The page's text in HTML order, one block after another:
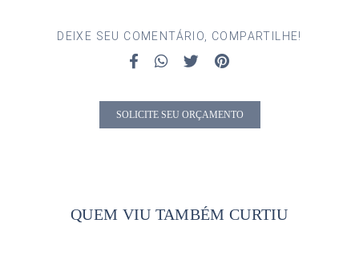
DEIXE SEU COMENTÁRIO, COMPARTILHE!
SOLICITE SEU ORÇAMENTO
QUEM VIU TAMBÉM CURTIU